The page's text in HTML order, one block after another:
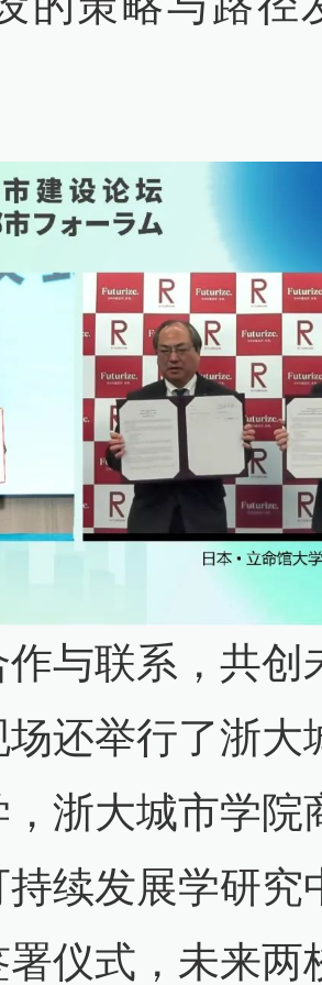
与联系，共创
还举行了浙大
浙大城市学院
续发展学研究
仪式，未来两